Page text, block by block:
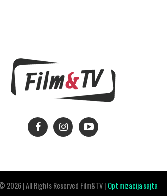
2026 | All Rights Reserved Film&TV | Optimizacija sajta